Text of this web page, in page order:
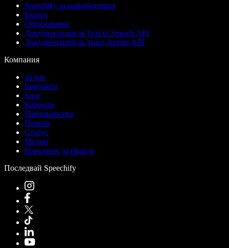
Speechify за разработчици
Екипи
Образование
Документация за Text to Speech API
Документация за Voice Agents API
Компания
За нас
Контакти
Блог
Кариери
Партньорства
Помощ
Статус
Медии
Наръчник за бранда
Последвай Speechify